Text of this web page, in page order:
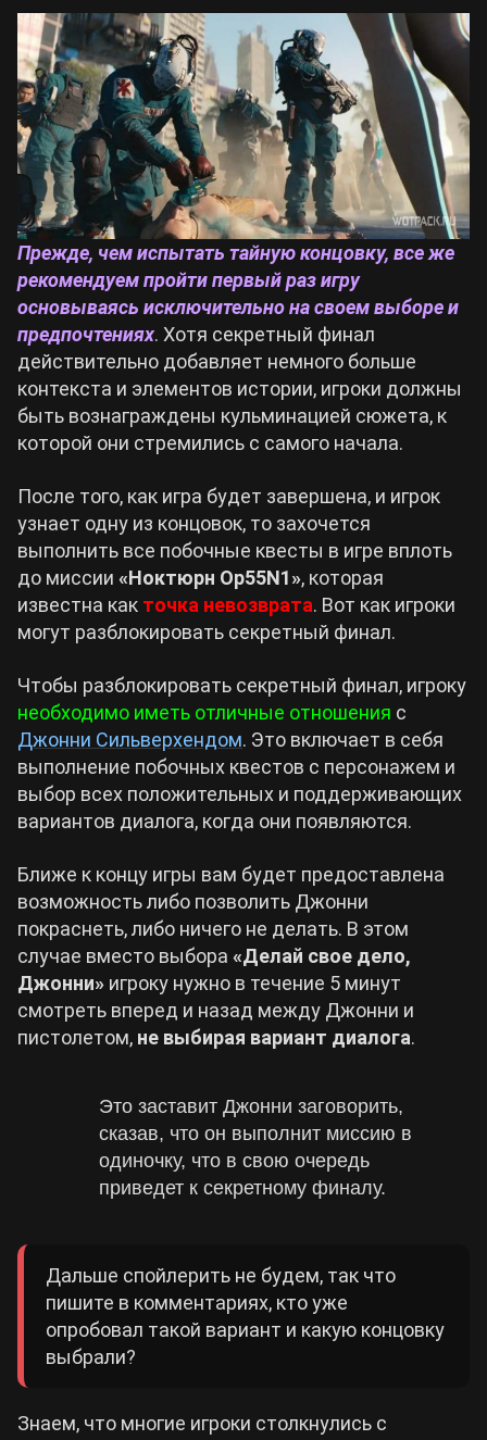
Прежде, чем испытать тайную концовку, все же
рекомендуем пройти первый раз игру
основываясь исключительно на своем выборе и
предпочтениях. Хотя секретный финал
действительно добавляет немного больше
контекста и элементов истории, игроки должны
быть вознаграждены кульминацией сюжета, к
которой они стремились с самого начала.
После того, как игра будет завершена, и игрок
узнает одну из концовок, то захочется
выполнить все побочные квесты в игре вплоть
до миссии «Ноктюрн Op55N1», которая
известна как точка невозврата. Вот как игроки
могут разблокировать секретный финал.
Чтобы разблокировать секретный финал, игроку
необходимо иметь отличные отношения с
Джонни Сильверхендом. Это включает в себя
выполнение побочных квестов с персонажем и
выбор всех положительных и поддерживающих
вариантов диалога, когда они появляются.
Ближе к концу игры вам будет предоставлена
возможность либо позволить Джонни
покраснеть, либо ничего не делать. В этом
случае вместо выбора «Делай свое дело,
Джонни» игроку нужно в течение 5 минут
смотреть вперед и назад между Джонни и
пистолетом, не выбирая вариант диалога.
Это заставит Джонни заговорить,
сказав, что он выполнит миссию в
одиночку, что в свою очередь
приведет к секретному финалу.
Дальше спойлерить не будем, так что
пишите в комментариях, кто уже
опробовал такой вариант и какую концовку
выбрали?
Знаем, что многие игроки столкнулись с